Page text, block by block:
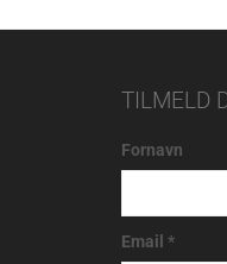
TILMELD
Fornavn
Email *